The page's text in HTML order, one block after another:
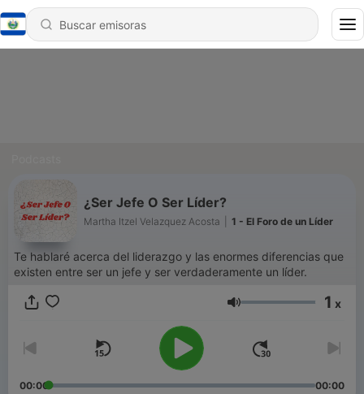
¿Ser Jefe O Ser Líder?
Martha Itzel Velazquez Acosta 1 - El Foro de un Líder
Te hablaré acerca del liderazgo y las enormes diferencias que
existen entre ser un jefe y ser verdaderamente un líder.
Volumen 1 x
00:00 00:00